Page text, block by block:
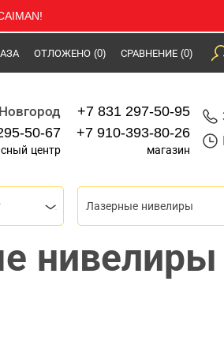
ОТЛОЖЕНО (0) СРАВНЕНИЕ (0)
50-67
центр
+7 831 297-50-95
+7 910-393-80-26
магазин
Лазерные нивелиры
нивелиры